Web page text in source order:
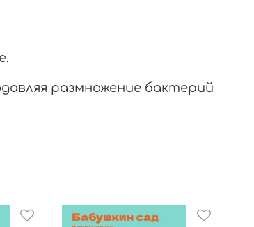
размножение бактерий